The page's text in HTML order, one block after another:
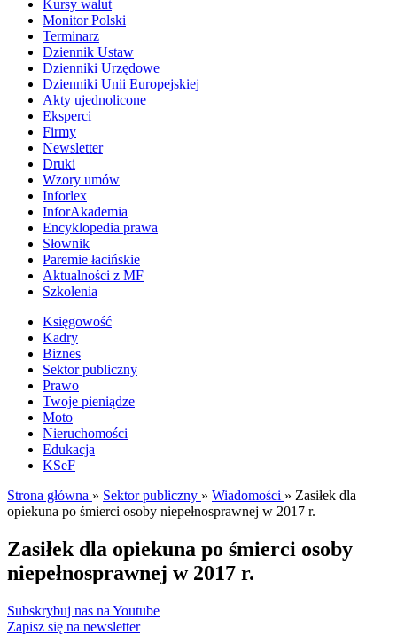
Kursy walut
Monitor Polski
Terminarz
Dziennik Ustaw
Dzienniki Urzędowe
Dzienniki Unii Europejskiej
Akty ujednolicone
Eksperci
Firmy
Newsletter
Druki
Wzory umów
Inforlex
InforAkademia
Encyklopedia prawa
Słownik
Paremie łacińskie
Aktualności z MF
Szkolenia
Księgowość
Kadry
Biznes
Sektor publiczny
Prawo
Twoje pieniądze
Moto
Nieruchomości
Edukacja
KSeF
Strona główna » Sektor publiczny » Wiadomości » Zasiłek dla
opiekuna po śmierci osoby niepełnosprawnej w 2017 r.
Zasiłek dla opiekuna po śmierci osoby
niepełnosprawnej w 2017 r.
Subskrybuj nas na Youtube
Zapisz się na newsletter